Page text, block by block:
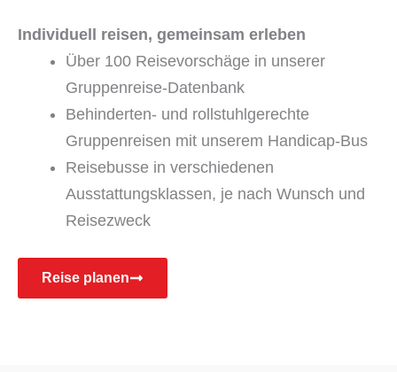
Individuell reisen, gemeinsam erleben
Über 100 Reisevorschäge in unserer
Gruppenreise-Datenbank
Behinderten- und rollstuhlgerechte
Gruppenreisen mit unserem Handicap-Bus
Reisebusse in verschiedenen
Ausstattungsklassen, je nach Wunsch und
Reisezweck
Reise planen